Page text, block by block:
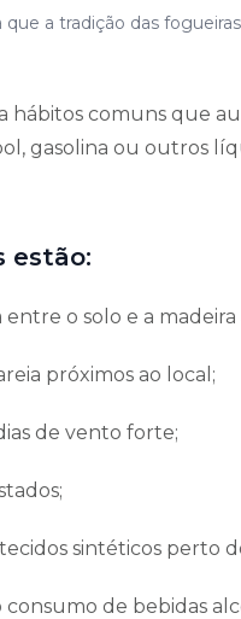
a tradição das
comuns que
gasolina ou outros
estão:
o solo e a
próximos ao local;
de vento forte;
sintéticos perto
de bebidas